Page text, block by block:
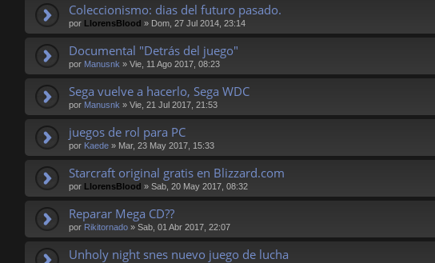
Coleccionismo: dias del futuro pasado.
por LlorensBlood » Dom, 27 Jul 2014, 23:14
Documental "Detrás del juego"
por Manusnk » Vie, 11 Ago 2017, 08:23
Sega vuelve a hacerlo, Sega WDC
por Manusnk » Vie, 21 Jul 2017, 21:53
juegos de rol para PC
por Kaede » Mar, 23 May 2017, 15:33
Starcraft original gratis en Blizzard.com
por LlorensBlood » Sab, 20 May 2017, 08:32
Reparar Mega CD??
por Rikitornado » Sab, 01 Abr 2017, 22:07
Unholy night snes nuevo juego de lucha